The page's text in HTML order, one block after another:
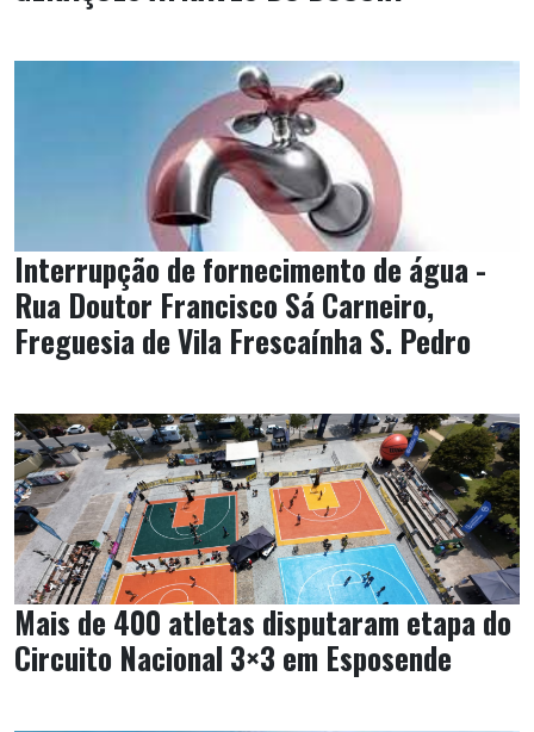
Interrupção de fornecimento de água -
Rua Doutor Francisco Sá Carneiro,
Freguesia de Vila Frescaínha S. Pedro
Mais de 400 atletas disputaram etapa do
Circuito Nacional 3×3 em Esposende